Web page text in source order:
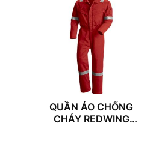
QUẦN ÁO CHỐNG
CHÁY REDWING